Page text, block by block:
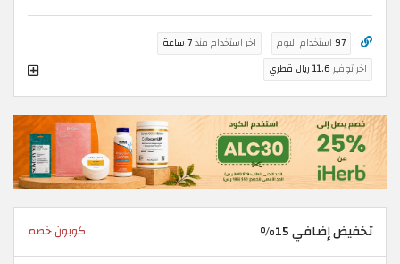
97 استخدام اليوم اخر استخدام منذ7 ساعة
اخر توفير 11.6 ريال قطري
تخفيض إضافي 15% كوبون خصم